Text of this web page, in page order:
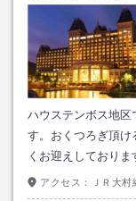
ハウステンボス地
す。おくつろぎ頂
くお迎えしておりま
アクセス： ＪＲ大